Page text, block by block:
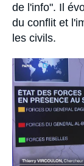
de l'info". Il
du conflit et
les civils.
Image
principale
médiatique